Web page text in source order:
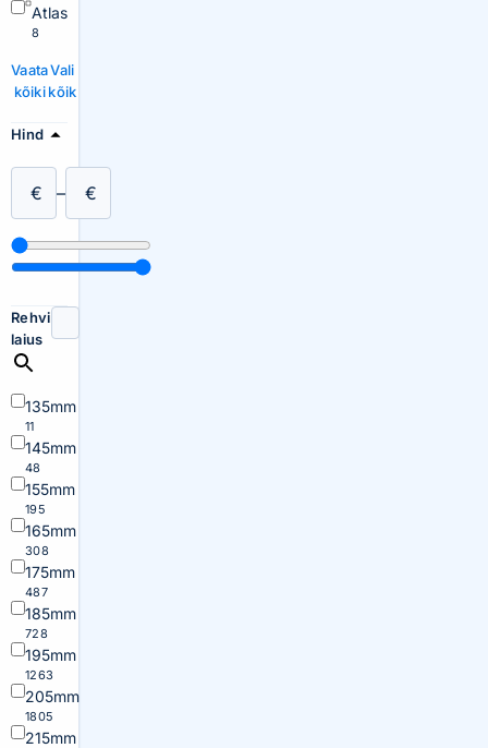
Atlas
8
Vaata
kõiki
Vali
kõik
Hind
€ – €
Rehvi
laius
135mm
11
145mm
48
155mm
195
165mm
308
175mm
487
185mm
728
195mm
1263
205mm
1805
215mm